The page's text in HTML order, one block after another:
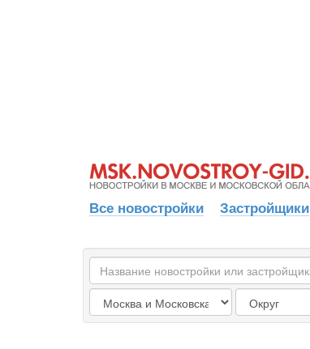
Все новостройки Застройщики